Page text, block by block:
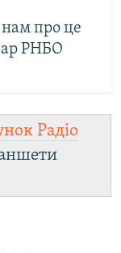
нам про це
РНБО
Радіо